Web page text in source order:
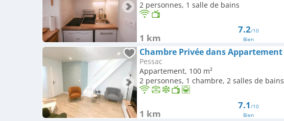
2 personnes, 1 salle de bains
1 km
7.2/10
Bien
Pessac
Appartement, 100 m²
2 personnes, 1 chambre, 2 salles de bains
1 km
7.1/10
Bien